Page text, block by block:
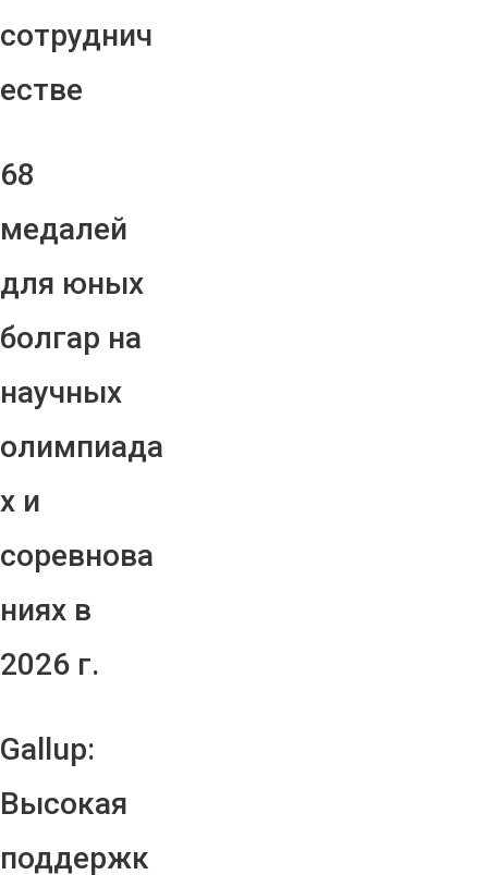
сотруднич
естве
68
медалей
для юных
болгар на
научных
олимпиада
х и
соревнова
ниях в
2026 г.
Gallup:
Высокая
поддержк